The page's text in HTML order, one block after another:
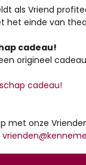
als Vriend
het einde van
cadeau!
origineel
cadeau!
met onze